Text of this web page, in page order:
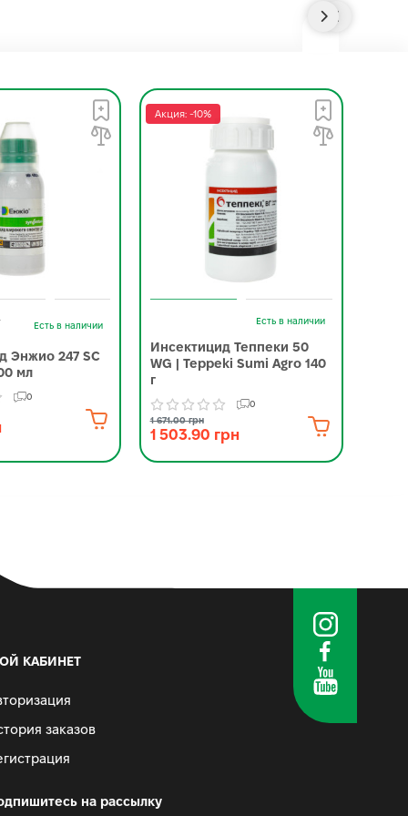
Есть в наличии
Энжио 247 SC
мл
0
Акция: -10%
Есть в наличии
Инсектицид Теппеки 50
WG | Teppeki Sumi Agro 140
г
0
1 671.00 грн
1 503.90 грн
КАБИНЕТ
заказов
на рассылку